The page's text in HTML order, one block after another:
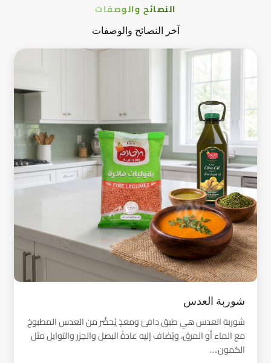
النصائح والوصفات
آخر النصائح والوصفات
شوربة العدس
شوربة العدس هي طبق دافئ ومغذٍ يُحضَّر من العدس المطبوخ
مع الماء أو المرق، ويُضاف إليه عادةً البصل والجزر والتوابل مثل
الكمون.…